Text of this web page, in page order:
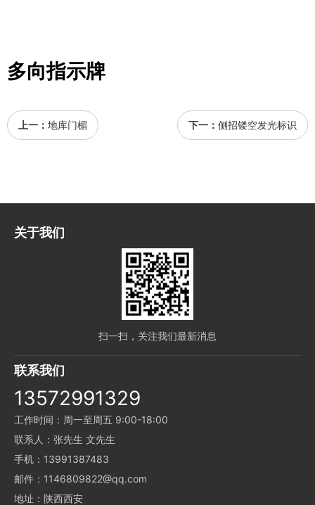
多向指示牌
上一： 地库门楣 下一： 侧招镂空发光标识
关于我们
扫一扫，关注我们最新消息
联系我们
13572991329
工作时间：周一至周五 9:00-18:00
联系人：张先生 文先生
手机：13991387483
邮件：1146809822@qq.com
地址：陕西西安